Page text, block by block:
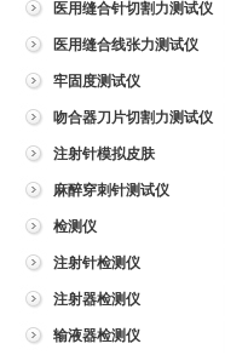
医用缝合针切割力测试仪
医用缝合线张力测试仪
牢固度测试仪
吻合器刀片切割力测试仪
注射针模拟皮肤
麻醉穿刺针测试仪
检测仪
注射针检测仪
注射器检测仪
输液器检测仪